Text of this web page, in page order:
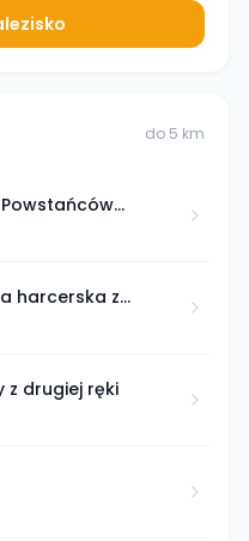
do 5 km
Powstańców
harcerska z
i wojskowym
z drugiej ręki